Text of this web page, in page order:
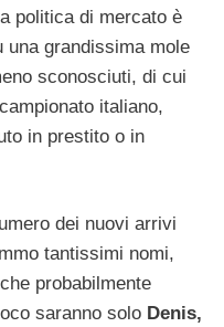
politica di mercato è
grandissima mole
sconosciuti, di cui
italiano,
in prestito o in
dei nuovi arrivi
tantissimi nomi,
probabilmente
saranno solo Denis,